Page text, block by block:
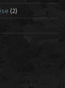
(2)